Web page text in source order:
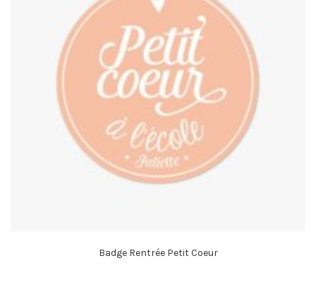
Badge Rentrée Petit Coeur